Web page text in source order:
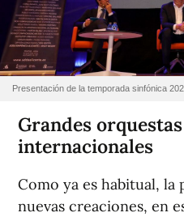
Presentación de la temporada sinfónica
Grandes
internacionales
Como ya es habitual,
nuevas creaciones, en